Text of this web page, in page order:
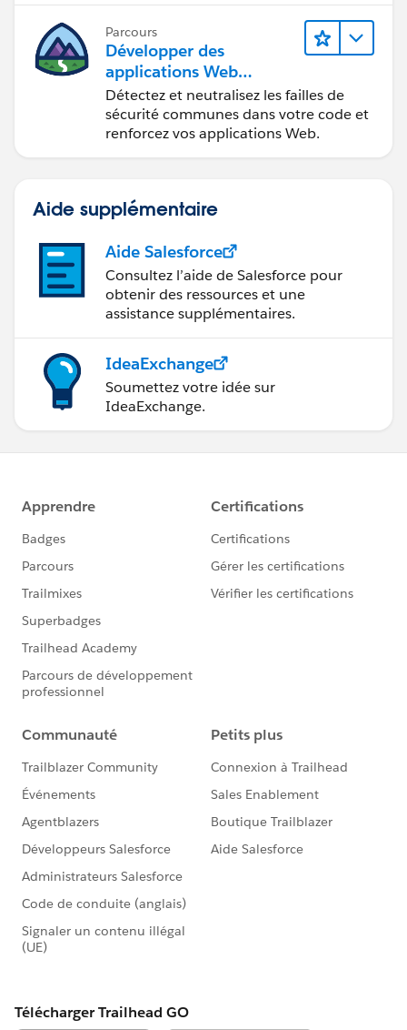
Parcours
Développer des
applications Web
sécurisées
Détectez et neutralisez les failles de
sécurité communes dans votre code et
renforcez vos applications Web.
Aide supplémentaire
Aide Salesforce
Consultez l’aide de Salesforce pour
obtenir des ressources et une
assistance supplémentaires.
IdeaExchange
Soumettez votre idée sur
IdeaExchange.